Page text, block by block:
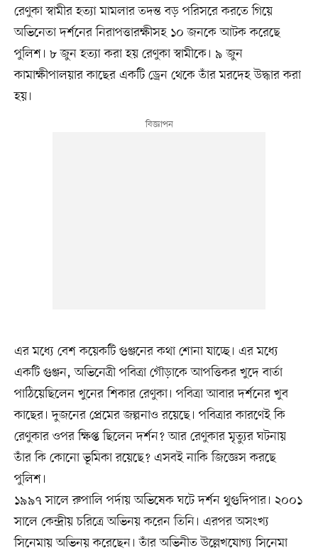
রেণুকা স্বামীর হত্যা মামলার তদন্ত বড় পরিসরে করতে গিয়ে
অভিনেতা দর্শনের নিরাপত্তারক্ষীসহ ১০ জনকে আটক করেছে
পুলিশ। ৮ জুন হত্যা করা হয় রেণুকা স্বামীকে। ৯ জুন
কামাক্ষীপালয়ার কাছের একটি ড্রেন থেকে তাঁর মরদেহ উদ্ধার করা
হয়।
এর মধ্যে বেশ কয়েকটি গুঞ্জনের কথা শোনা যাচ্ছে। এর মধ্যে
একটি গুঞ্জন, অভিনেত্রী পবিত্রা গৌড়াকে আপত্তিকর খুদে বার্তা
পাঠিয়েছিলেন খুনের শিকার রেণুকা। পবিত্রা আবার দর্শনের খুব
কাছের। দুজনের প্রেমের জল্পনাও রয়েছে। পবিত্রার কারণেই কি
রেণুকার ওপর ক্ষিপ্ত ছিলেন দর্শন? আর রেণুকার মৃত্যুর ঘটনায়
তাঁর কি কোনো ভূমিকা রয়েছে? এসবই নাকি জিজ্ঞেস করছে
পুলিশ।
১৯৯৭ সালে রুপালি পর্দায় অভিষেক ঘটে দর্শন থুগুদিপার। ২০০১
সালে কেন্দ্রীয় চরিত্রে অভিনয় করেন তিনি। এরপর অসংখ্য
সিনেমায় অভিনয় করেছেন। তাঁর অভিনীত উল্লেখযোগ্য সিনেমা